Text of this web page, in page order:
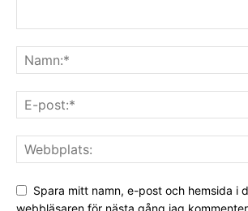
Spara mitt namn, e-post och hemsida i